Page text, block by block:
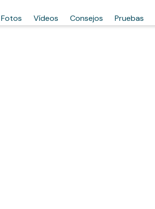
Fotos Vídeos Consejos Pruebas